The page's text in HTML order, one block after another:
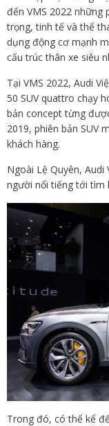
đến VMS 2022 những
trọng, tinh tế và thể
dụng động cơ mạnh
cấu trúc thân xe siêu
Tại VMS 2022, Audi
50 SUV quattro chạy
bản concept từng
2019, phiên bản SUV
khách hàng.
Ngoài Lệ Quyên,
người nổi tiếng tới tìm
Trong đó, có thể kể